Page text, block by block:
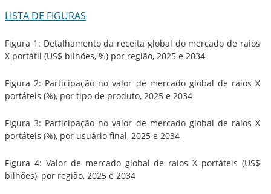
LISTA DE FIGURAS
Figura 1: Detalhamento da receita global do mercado de raios
X portátil (US$ bilhões, %) por região, 2025 e 2034
Figura 2: Participação no valor de mercado global de raios X
portáteis (%), por tipo de produto, 2025 e 2034
Figura 3: Participação no valor de mercado global de raios X
portáteis (%), por usuário final, 2025 e 2034
Figura 4: Valor de mercado global de raios X portáteis (US$
bilhões), por região, 2025 e 2034